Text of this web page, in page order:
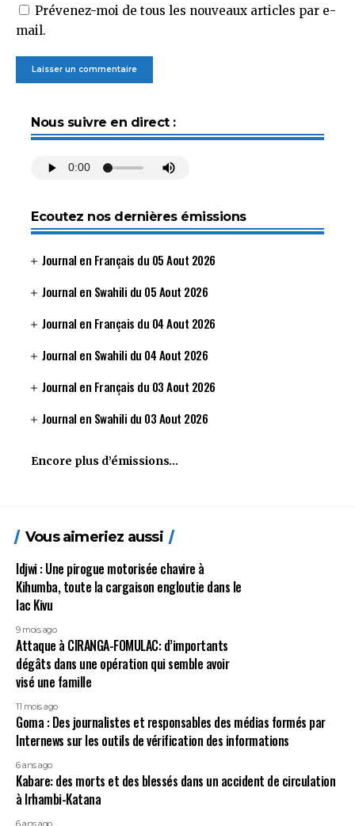
Prévenez-moi de tous les nouveaux articles par e-
mail.
Nous suivre en direct :
Ecoutez nos dernières émissions
Journal en Français du 05 Aout 2026
Journal en Swahili du 05 Aout 2026
Journal en Français du 04 Aout 2026
Journal en Swahili du 04 Aout 2026
Journal en Français du 03 Aout 2026
Journal en Swahili du 03 Aout 2026
Encore plus d’émissions…
Vous aimeriez aussi
Idjwi : Une pirogue motorisée chavire à
Kihumba, toute la cargaison engloutie dans le
lac Kivu
9 mois ago
Attaque à CIRANGA-FOMULAC: d’importants
dégâts dans une opération qui semble avoir
visé une famille
11 mois ago
Goma : Des journalistes et responsables des médias formés par
Internews sur les outils de vérification des informations
6 ans ago
Kabare: des morts et des blessés dans un accident de circulation
à Irhambi-Katana
6 ans ago